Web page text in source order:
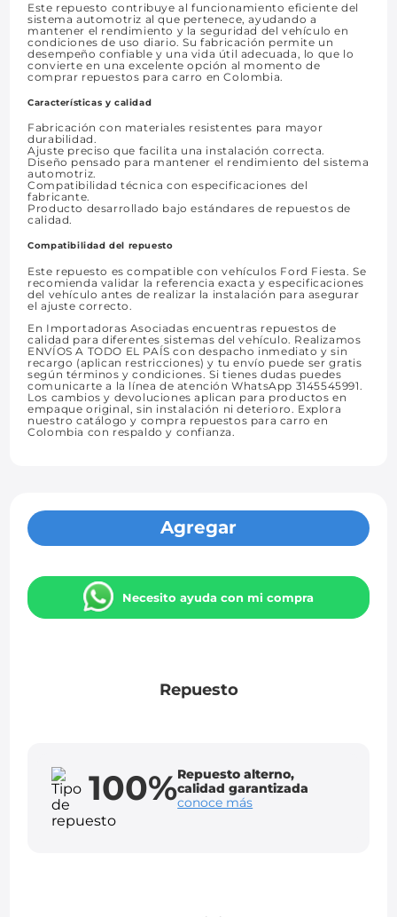
Este repuesto contribuye al funcionamiento eficiente del
sistema automotriz al que pertenece, ayudando a
mantener el rendimiento y la seguridad del vehículo en
condiciones de uso diario. Su fabricación permite un
desempeño confiable y una vida útil adecuada, lo que lo
convierte en una excelente opción al momento de
comprar repuestos para carro en Colombia.
Características y calidad
Fabricación con materiales resistentes para mayor
durabilidad.
Ajuste preciso que facilita una instalación correcta.
Diseño pensado para mantener el rendimiento del sistema
automotriz.
Compatibilidad técnica con especificaciones del
fabricante.
Producto desarrollado bajo estándares de repuestos de
calidad.
Compatibilidad del repuesto
Este repuesto es compatible con vehículos Ford Fiesta. Se
recomienda validar la referencia exacta y especificaciones
del vehículo antes de realizar la instalación para asegurar
el ajuste correcto.
En Importadoras Asociadas encuentras repuestos de
calidad para diferentes sistemas del vehículo. Realizamos
ENVÍOS A TODO EL PAÍS con despacho inmediato y sin
recargo (aplican restricciones) y tu envío puede ser gratis
según términos y condiciones. Si tienes dudas puedes
comunicarte a la línea de atención WhatsApp 3145545991.
Los cambios y devoluciones aplican para productos en
empaque original, sin instalación ni deterioro. Explora
nuestro catálogo y compra repuestos para carro en
Colombia con respaldo y confianza.
Agregar
Necesito ayuda con mi compra
Repuesto
100%Repuesto alterno,
calidad garantizada
conoce más